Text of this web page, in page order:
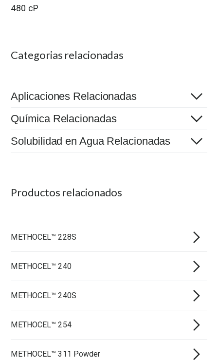
480 cP
Categorias relacionadas
Aplicaciones Relacionadas
Química Relacionadas
Solubilidad en Agua Relacionadas
Productos relacionados
METHOCEL™ 228S
METHOCEL™ 240
METHOCEL™ 240S
METHOCEL™ 254
METHOCEL™ 311 Powder